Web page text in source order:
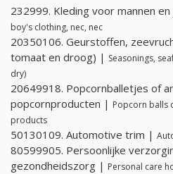
232999. Kleding voor mannen
boy's clothing, nec, nec
20350106. Geurstoffen,
tomaat en droog) | Seasonings,
dry)
20649918. Popcornballetjes of
popcornproducten | Popcorn balls
products
50130109. Automotive trim |
80599905. Persoonlijke
gezondheidszorg | Personal care